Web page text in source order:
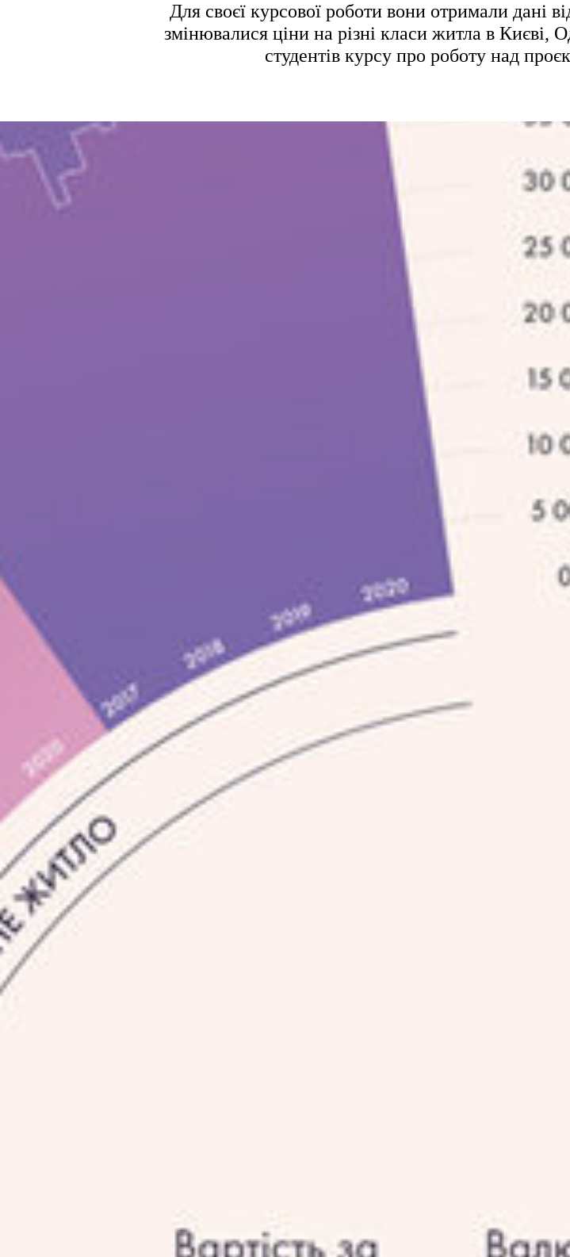
Для своєї курсової роботи вони отримали дані
змінювалися ціни на різні класи житла в
студентів курсу про роботу над